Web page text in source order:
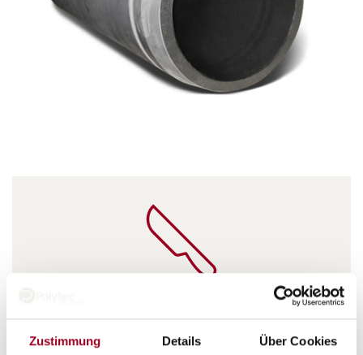
Zustimmung Details Über Cookies
Schnittfest